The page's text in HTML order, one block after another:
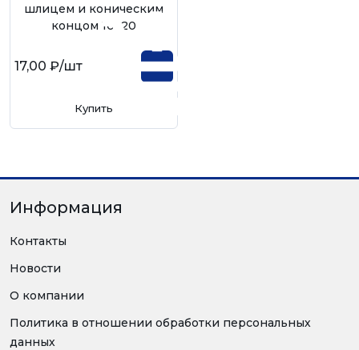
шлицем и коническим
концом 10х20
17,00 ₽/шт
Купить
Информация
Контакты
Новости
О компании
Политика в отношении обработки персональных
данных